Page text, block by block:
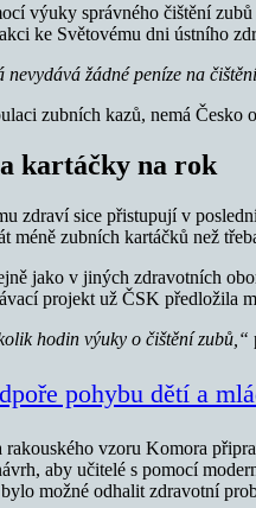
výuky správného čištění
ke Světovému dni ústního
nevydává žádné peníze na
zubních kazů, nemá Česko
kartáčky na rok
zdraví sice přistupují v
méně zubních kartáčků než
jako v jiných zdravotních
projekt už ČSK předložila
hodin výuky o čištění zubů,“
pohybu dětí a
rakouského vzoru Komora
aby učitelé s pomocí
možné odhalit zdravotní